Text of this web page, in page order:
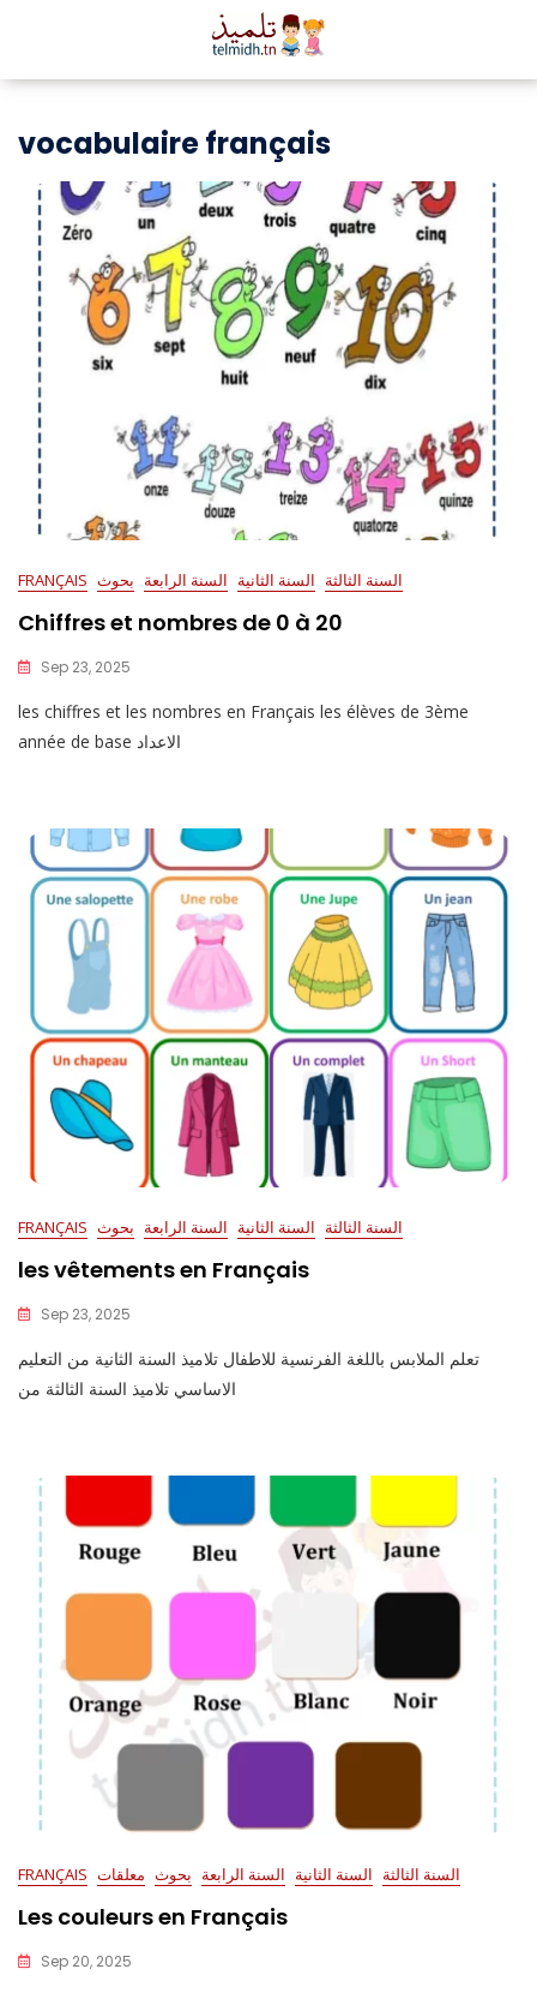
vocabulaire français
FRANÇAIS السنة الثالثة السنة الثانية السنة الرابعة بحوث
Chiffres et nombres de 0 à 20
Sep 23, 2025
les chiffres et les nombres en Français les élèves de 3ème
année de base الاعداد
FRANÇAIS السنة الثالثة السنة الثانية السنة الرابعة بحوث
les vêtements en Français
Sep 23, 2025
تعلم الملابس باللغة الفرنسية للاطفال تلاميذ السنة الثانية من التعليم
الاساسي تلاميذ السنة الثالثة من
FRANÇAIS السنة الثالثة السنة الثانية السنة الرابعة بحوث معلقات
Les couleurs en Français
Sep 20, 2025